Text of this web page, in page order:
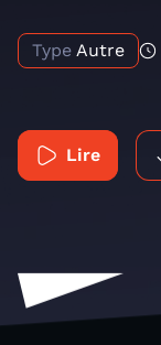
Type Autre
Lire